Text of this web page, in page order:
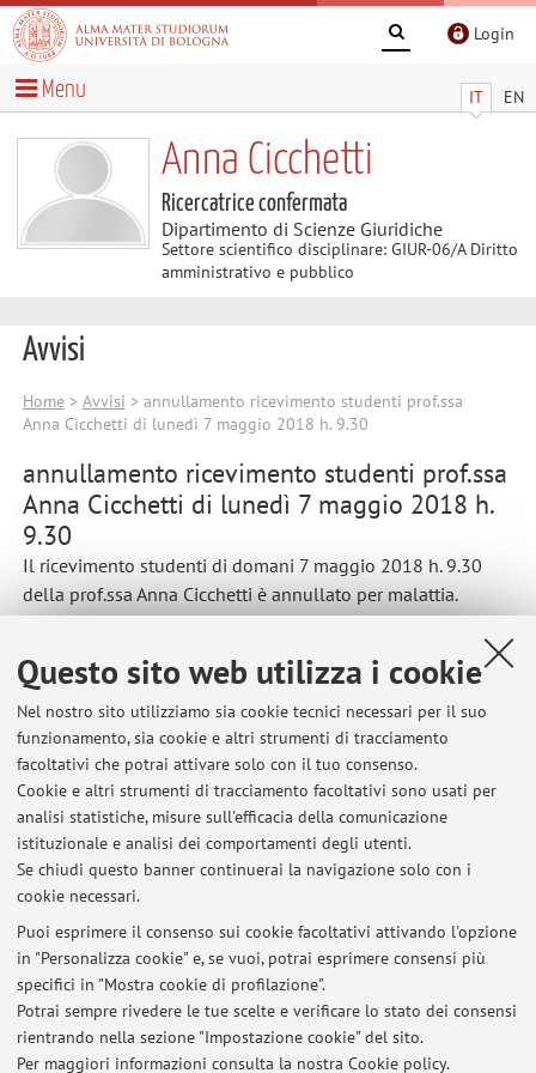
Questo sito web utilizza i cookie
Nel nostro sito utilizziamo sia cookie tecnici necessari per il suo
funzionamento, sia cookie e altri strumenti di tracciamento
facoltativi che potrai attivare solo con il tuo consenso.
Cookie e altri strumenti di tracciamento facoltativi sono usati per
analisi statistiche, misure sull'efficacia della comunicazione
istituzionale e analisi dei comportamenti degli utenti.
Se chiudi questo banner continuerai la navigazione solo con i
cookie necessari.
Puoi esprimere il consenso sui cookie facoltativi attivando l'opzione
in "Personalizza cookie" e, se vuoi, potrai esprimere consensi più
specifici in "Mostra cookie di profilazione".
Potrai sempre rivedere le tue scelte e verificare lo stato dei consensi
rientrando nella sezione "Impostazione cookie" del sito.
Per maggiori informazioni consulta la nostra Cookie policy.
Login
IT EN
Menu
Anna Cicchetti
Ricercatrice confermata
Dipartimento di Scienze Giuridiche
Settore scientifico disciplinare: GIUR-06/A Diritto
amministrativo e pubblico
Avvisi
Home> Avvisi > annullamento ricevimento studenti prof.ssa
Anna Cicchetti di lunedì 7 maggio 2018 h. 9.30
annullamento ricevimento studenti prof.ssa
Anna Cicchetti di lunedì 7 maggio 2018 h.
9.30
Il ricevimento studenti di domani 7 maggio 2018 h. 9.30
della prof.ssa Anna Cicchetti è annullato per malattia.
Ultimi avvisi
Risultati prova intermedia Istituzioni di diritto pubblico cdl
Assistenza sanitaria
Pubblicato il: 06 novembre 2019
risulatati prova intermedia organizzazione sanitaria
Pubblicato il: 05 novembre 2019
annullamento ricevimento studenti prof.ssa Anna Cicchetti di lunedì
7 maggio 2018 h. 9.30
Pubblicato il: 06 maggio 2018